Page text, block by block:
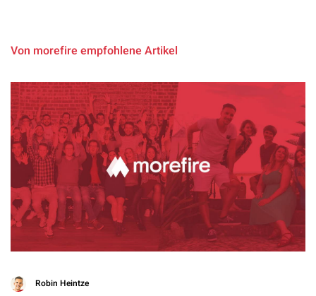
Von morefire empfohlene Artikel
Robin Heintze